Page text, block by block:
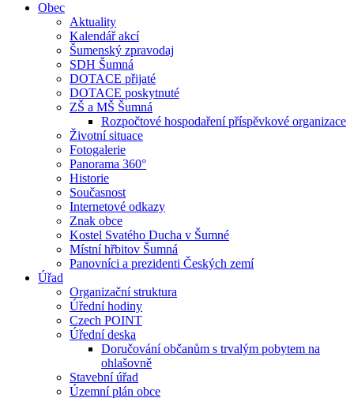
Obec
Aktuality
Kalendář akcí
Šumenský zpravodaj
SDH Šumná
DOTACE přijaté
DOTACE poskytnuté
ZŠ a MŠ Šumná
Rozpočtové hospodaření příspěvkové organizace
Životní situace
Fotogalerie
Panorama 360°
Historie
Současnost
Internetové odkazy
Znak obce
Kostel Svatého Ducha v Šumné
Místní hřbitov Šumná
Panovníci a prezidenti Českých zemí
Úřad
Organizační struktura
Úřední hodiny
Czech POINT
Úřední deska
Doručování občanům s trvalým pobytem na
ohlašovně
Stavební úřad
Územní plán obce